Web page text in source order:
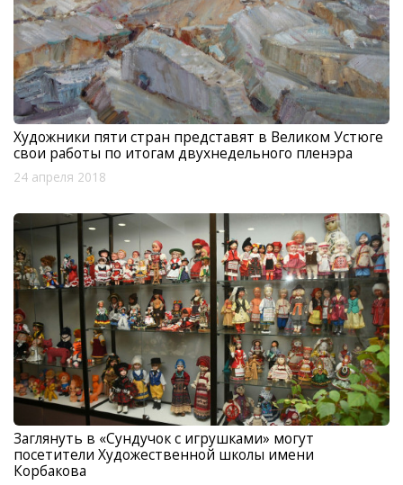
Художники пяти стран представят в Великом Устюге
свои работы по итогам двухнедельного пленэра
24 апреля 2018
Заглянуть в «Сундучок с игрушками» могут
посетители Художественной школы имени
Корбакова